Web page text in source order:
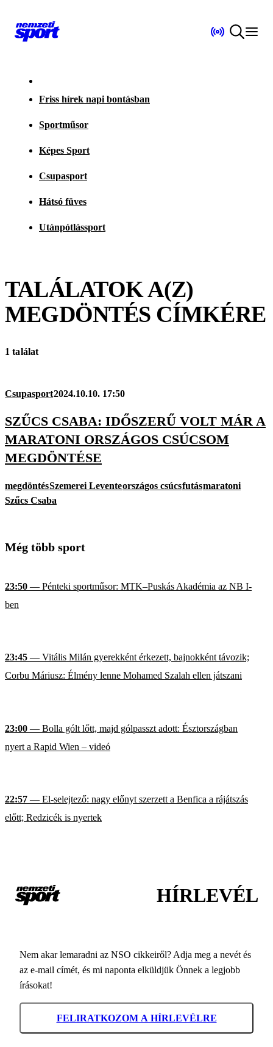
Friss hírek napi bontásban
Sportműsor
Képes Sport
Csupasport
Hátsó füves
Utánpótlássport
TALÁLATOK A(Z)
MEGDÖNTÉS CÍMKÉRE
1 találat
Csupasport2024.10.10. 17:50
SZŰCS CSABA: IDŐSZERŰ VOLT MÁR A
MARATONI ORSZÁGOS CSÚCSOM
MEGDÖNTÉSE
megdöntésSzemerei Leventeországos csúcsfutásmaratoni
Szűcs Csaba
Még több sport
23:50 — Pénteki sportműsor: MTK–Puskás Akadémia az NB I-
ben
23:45 — Vitális Milán gyerekként érkezett, bajnokként távozik;
Corbu Máriusz: Élmény lenne Mohamed Szalah ellen játszani
23:00 — Bolla gólt lőtt, majd gólpasszt adott: Észtországban
nyert a Rapid Wien – videó
22:57 — El-selejtező: nagy előnyt szerzett a Benfica a rájátszás
előtt; Redzicék is nyertek
HÍRLEVÉL
Nem akar lemaradni az NSO cikkeiről? Adja meg a nevét és
az e-mail címét, és mi naponta elküldjük Önnek a legjobb
írásokat!
FELIRATKOZOM A HÍRLEVÉLRE